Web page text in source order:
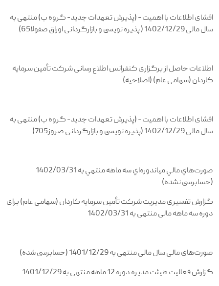
افشای اطلاعات با اهمیت - (پذیرش تعهدات جدید- گروه ب) منتهی به
سال مالی 1402/12/29 ( پذیره نویسی و بازارگردانی اوراق صفولا65)
اطلاعات حاصل از برگزاری کنفرانس اطلاع رسانی شرکت تأمین سرمایه
کاردان (سهامی عام) (اصلاحیه)
افشای اطلاعات با اهمیت - (پذیرش تعهدات جدید- گروه ب) منتهی به
سال مالی 1402/12/29 (پذیره نویسی و بازارگردانی صروز705)
صورت‌هاي مالي مياندوره‌اي سه ماهه منتهي به 1402/03/31
(حسابرسی نشده)
گزارش تفسیری مدیریت شرکت تأمین سرمایه کاردان (سهامی عام) برای
دوره سه ماهه مالی منتهی به 1402/03/31
صورت‌های مالی سال مالی منتهی به 1401/12/29 (حسابرسی شده)
گزارش فعالیت هیئت مدیره دوره 12 ماهه منتهی به 1401/12/29